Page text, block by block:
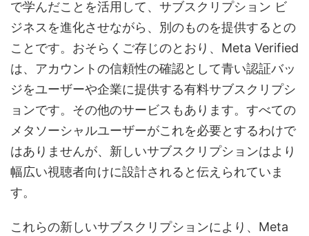
で学んだことを活用して、サブスクリプション ビ
ジネスを進化させながら、別のものを提供するとの
ことです。おそらくご存じのとおり、Meta Verified
は、アカウントの信頼性の確認として青い認証バッ
ジをユーザーや企業に提供する有料サブスクリプシ
ョンです。その他のサービスもあります。すべての
メタソーシャルユーザーがこれを必要とするわけで
はありませんが、新しいサブスクリプションはより
幅広い視聴者向けに設計されると伝えられていま
す。
これらの新しいサブスクリプションにより、Meta